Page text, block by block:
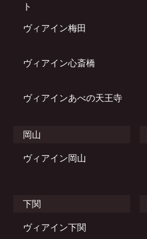
ト
ヴィアイン梅田
ヴィアイン心斎橋
ヴィアインあべの天王寺
岡山
ヴィアイン岡山
下関
ヴィアイン下関